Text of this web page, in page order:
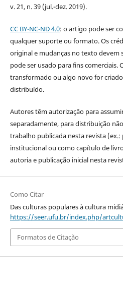
v. 21, n. 39 (jul.-dez. 2019).
CC BY-NC-ND 4.0: o artigo pode ser
qualquer suporte ou formato. Os
original e mudanças no texto devem
pode ser usado para fins comerciais.
transformado ou algo novo for
distribuído.
Autores têm autorização para
separadamente, para distribuição
trabalho publicada nesta revista
institucional ou como capítulo de
autoria e publicação inicial nesta
Como Citar
Das culturas populares à cultura
https://seer.ufu.br/index.php/
Formatos de Citação